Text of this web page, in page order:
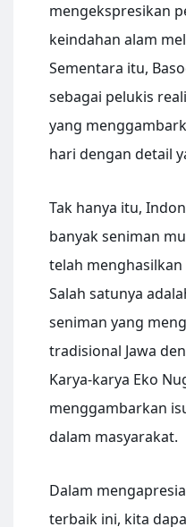
mengekspresikan
keindahan alam
Sementara itu,
sebagai pelukis
yang
hari dengan detail
Tak hanya itu,
banyak seniman
telah
Salah satunya
seniman yang
tradisional Jawa
Karya-karya Eko
menggambarkan
dalam masyarakat.
Dalam
terbaik ini, kita